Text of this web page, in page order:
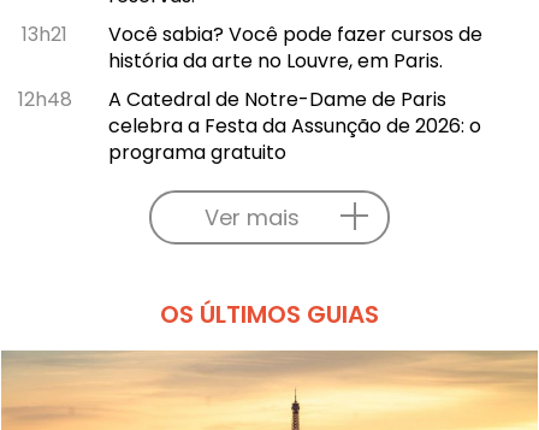
13h21
Você sabia? Você pode fazer cursos de
história da arte no Louvre, em Paris.
12h48
A Catedral de Notre-Dame de Paris
celebra a Festa da Assunção de 2026: o
programa gratuito
Ver mais
OS ÚLTIMOS GUIAS